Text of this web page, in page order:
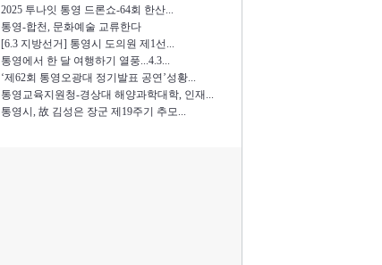
2025 투나잇 통영 드론쇼-64회 한산...
통영-합천, 문화예술 교류한다
[6.3 지방선거] 통영시 도의원 제1선...
통영에서 한 달 여행하기 열풍...4.3...
‘제62회 통영오광대 정기발표 공연’성황...
통영교육지원청-경상대 해양과학대학, 인재...
통영시, 故 김성은 장군 제19주기 추모...